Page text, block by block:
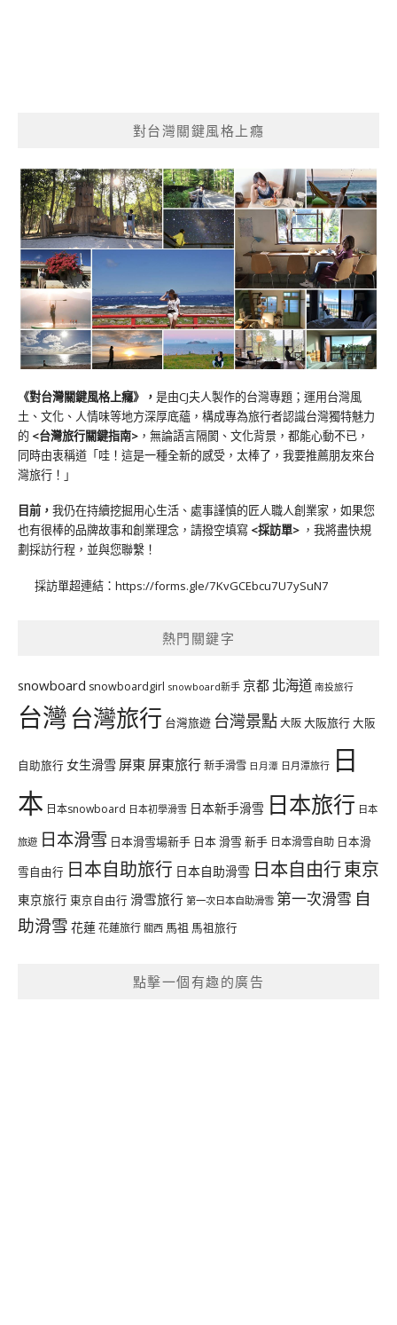
對台灣關鍵風格上癮
《對台灣關鍵風格上癮》 ， 是由CJ夫人製作的台灣專題；運用台灣風
土、文化、人情味等地方深厚底蘊，構成專為旅行者認識台灣獨特魅力
的 <台灣旅行關鍵指南> ，無論語言隔閡、文化背景，都能心動不已，
同時由衷稱道「哇！這是一種全新的感受，太棒了，我要推薦朋友來台
灣旅行！」
目前， 我仍在持續挖掘用心生活、處事謹慎的匠人職人創業家，如果您
也有很棒的品牌故事和創業理念，請撥空填寫 <採訪單> ，我將盡快規
劃採訪行程，並與您聯繫！
採訪單超連結： https://forms.gle/7KvGCEbcu7U7ySuN7
熱門關鍵字
snowboard snowboardgirl snowboard新手 京都 北海道 南投旅行
台灣台灣旅行 台灣旅遊 台灣景點大阪大阪旅行大阪
自助旅行 女生滑雪 屏東 屏東旅行新手滑雪 日月潭 日月潭旅行 日
本 日本snowboard 日本初學滑雪 日本新手滑雪 日本旅行 日本
旅遊 日本滑雪 日本滑雪場新手 日本 滑雪 新手 日本滑雪自助 日本滑
雪自由行 日本自助旅行 日本自助滑雪 日本自由行東京
東京旅行 東京自由行 滑雪旅行 第一次日本自助滑雪 第一次滑雪 自
助滑雪 花蓮花蓮旅行 關西 馬祖 馬祖旅行
點擊一個有趣的廣告